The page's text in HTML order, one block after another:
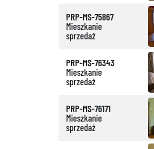
PRP-MS-75867
Mieszkanie
sprzedaż
PRP-MS-76343
Mieszkanie
sprzedaż
PRP-MS-76171
Mieszkanie
sprzedaż